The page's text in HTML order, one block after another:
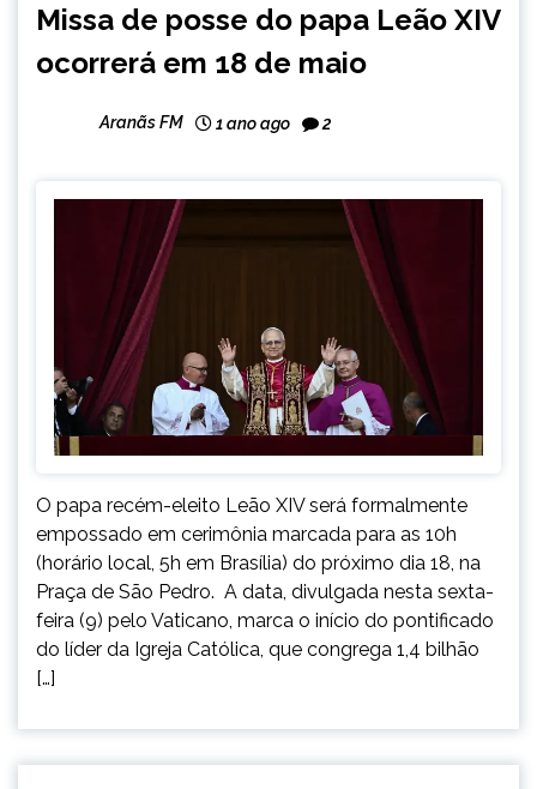
NOTÍCIAS
Missa de posse do papa Leão XIV
ocorrerá em 18 de maio
Aranãs FM 1 ano ago 2
O papa recém-eleito Leão XIV será formalmente
empossado em cerimônia marcada para as 10h
(horário local, 5h em Brasília) do próximo dia 18, na
Praça de São Pedro. A data, divulgada nesta sexta-
feira (9) pelo Vaticano, marca o início do pontificado
do líder da Igreja Católica, que congrega 1,4 bilhão
[…]